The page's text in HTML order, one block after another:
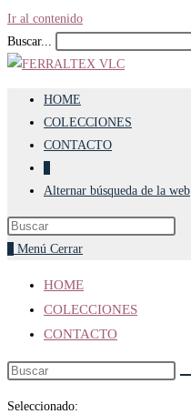
Ir al contenido
Buscar...
HOME
COLECCIONES
CONTACTO
Alternar búsqueda de la web
Menú Cerrar
HOME
COLECCIONES
CONTACTO
Seleccionado: